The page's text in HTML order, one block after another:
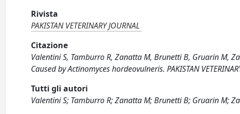
Rivista
PAKISTAN VETERINARY JOURNAL
Citazione
Valentini S, Tamburro R, Zanatta M, Brunetti B, Gruarin M,
Caused by Actinomyces hordeovulneris. PAKISTAN
Tutti gli autori
Valentini S; Tamburro R; Zanatta M; Brunetti B; Gruarin M;